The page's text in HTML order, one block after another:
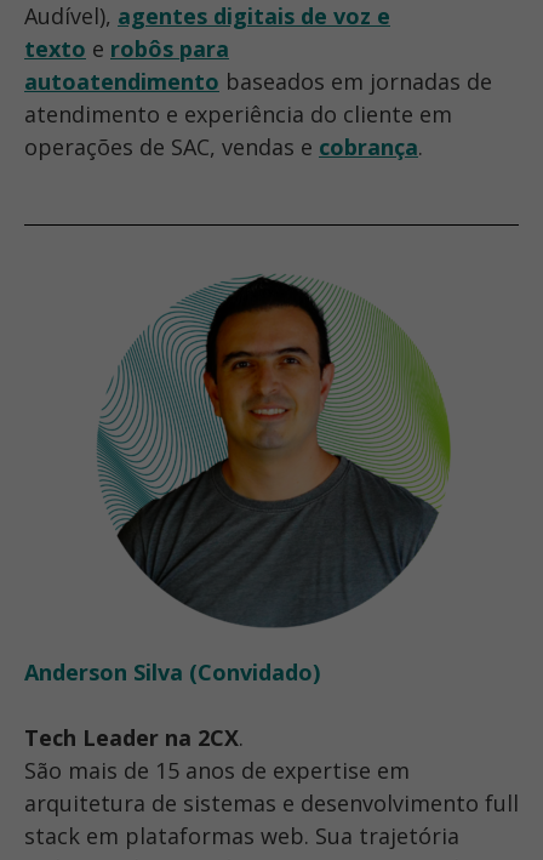
Audível), agentes digitais de voz e
texto e robôs para
autoatendimento baseados em jornadas de
atendimento e experiência do cliente em
operações de SAC, vendas e cobrança.
Anderson Silva (Convidado)
Tech Leader na 2CX.
São mais de 15 anos de expertise em
arquitetura de sistemas e desenvolvimento full
stack em plataformas web. Sua trajetória